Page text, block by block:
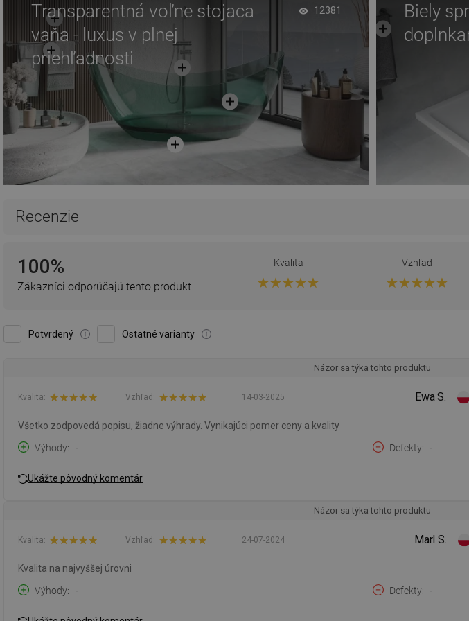
Transparentná voľne stojaca
vaňa - luxus v plnej
priehľadnosti
12381
Biely
Recenzie
100%
Zákazníci odporúčajú tento produkt
Kvalita Vzhľad
Potvrdený Ostatné varianty
Názor sa týka tohto produktu
Ewa S.
14-03-2025
Kvalita: Vzhľad:
Všetko zodpovedá popisu, žiadne výhrady. Vynikajúci pomer ceny a kvality
Výhody
- Defekty -
Ukážte pôvodný komentár
Názor sa týka tohto produktu
Marl S.
24-07-2024
Kvalita: Vzhľad:
Kvalita na najvyššej úrovni
Výhody
- Defekty -